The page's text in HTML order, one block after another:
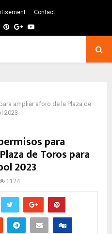
Contact
Pinterest
GoogleYoutube
ampliar aforo de la Plaza de
2023
para
de Toros para
2023
1124